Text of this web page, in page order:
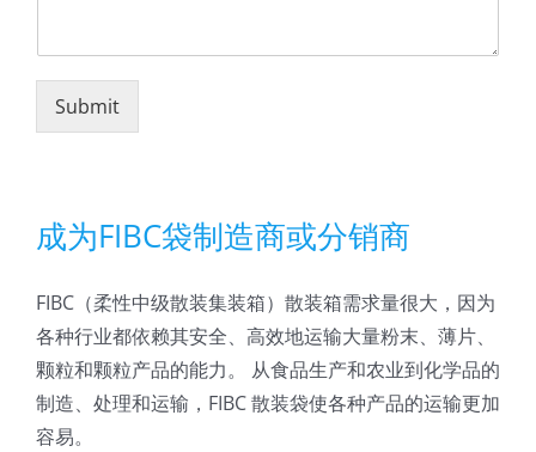
o
o
Submit
成为FIBC袋制造商或分销商
FIBC（柔性中级散装集装箱）散装箱需求量很大，因为
各种行业都依赖其安全、高效地运输大量粉末、薄片、
颗粒和颗粒产品的能力。 从食品生产和农业到化学品的
制造、处理和运输，FIBC 散装袋使各种产品的运输更加
容易。